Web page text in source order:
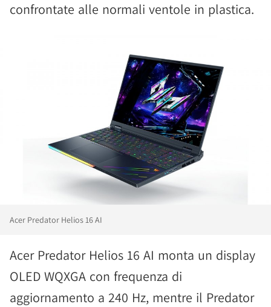
confrontate alle normali ventole in plastica.
Acer Predator Helios 16 AI
Acer Predator Helios 16 AI monta un display
OLED WQXGA con frequenza di
aggiornamento a 240 Hz, mentre il Predator